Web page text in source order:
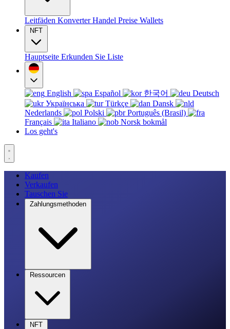
Leitfäden KonverterHandel Preise Wallets
NFT
Hauptseite Erkunden Sie Liste
English Español 한국어
Deutsch
Українська
Türkçe
Dansk
Nederlands
Polski
Português (Brasil)
Français
Italiano
Norsk bokmål
Los geht's
Kaufen
Verkaufen
Tauschen Sie
Zahlungsmethoden
Ressourcen
NFT